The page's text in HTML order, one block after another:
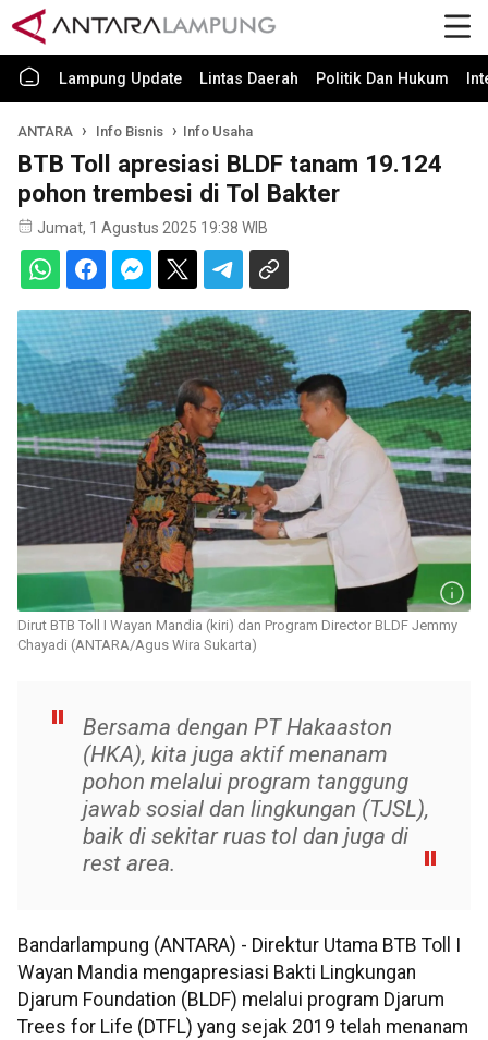
Lampung Update Lintas Daerah Politik Dan Hukum
ANTARA Info Bisnis Info Usaha
BTB Toll apresiasi BLDF tanam 19.124
pohon trembesi di Tol Bakter
Jumat, 1 Agustus 2025 19:38 WIB
Dirut BTB Toll I Wayan Mandia (kiri) dan Program Director BLDF Jemmy
Chayadi (ANTARA/Agus Wira Sukarta)
Bersama dengan PT Hakaaston
(HKA), kita juga aktif menanam
pohon melalui program tanggung
jawab sosial dan lingkungan (TJSL),
baik di sekitar ruas tol dan juga di
rest area.
Bandarlampung (ANTARA) - Direktur Utama BTB Toll I
Wayan Mandia mengapresiasi Bakti Lingkungan
Djarum Foundation (BLDF) melalui program Djarum
Trees for Life (DTFL) yang sejak 2019 telah menanam